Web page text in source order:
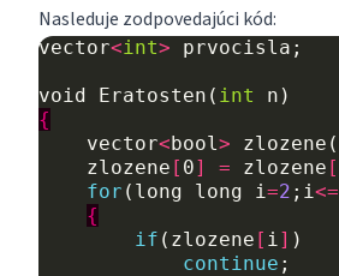
Nasleduje zodpovedajúci kód:
vector<int> prvocisla ;
void Eratosten ( int n )
{
vector<bool > zlozene (
zlozene [ 0] = zlozene [
for ( long long i =2 ; i <=
{
if ( zlozene [ i ] )
continue ;